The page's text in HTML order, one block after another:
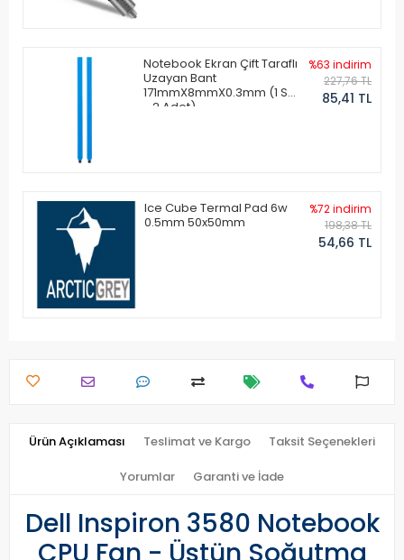
Notebook Ekran Çift Taraflı
Uzayan Bant
171mmX8mmX0.3mm (1 Set
- 2 Adet)
%63 indirim
227,76 TL
85,41 TL
Ice Cube Termal Pad 6w
0.5mm 50x50mm
%72 indirim
198,38 TL
54,66 TL
Ürün Açıklaması Teslimat ve Kargo Taksit Seçenekleri
Yorumlar Garanti ve İade
Dell Inspiron 3580 Notebook